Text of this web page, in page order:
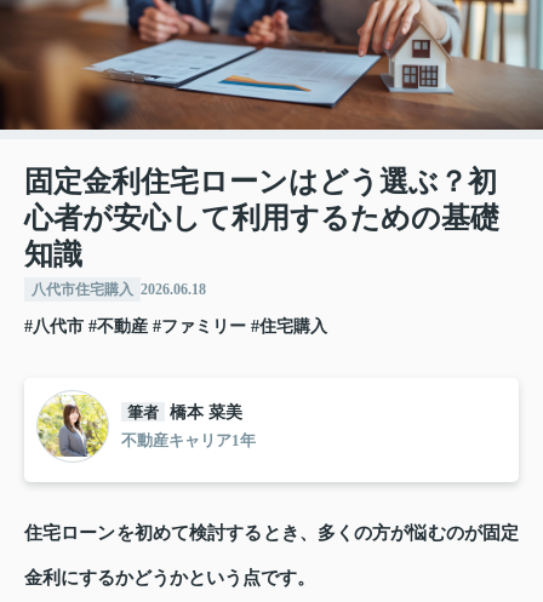
固定金利住宅ローンはどう選ぶ？初
心者が安心して利用するための基礎
知識
八代市住宅購入 2026.06.18
#八代市 #不動産 #ファミリー #住宅購入
筆者 橋本 菜美
不動産キャリア1年
住宅ローンを初めて検討するとき、多くの方が悩むのが固定
金利にするかどうかという点です。